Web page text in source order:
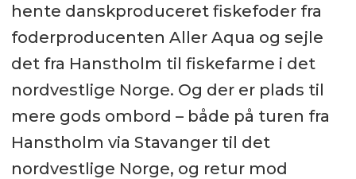
hente danskproduceret fiskefoder fra
foderproducenten Aller Aqua og sejle
det fra Hanstholm til fiskefarme i det
nordvestlige Norge. Og der er plads til
mere gods ombord – både på turen fra
Hanstholm via Stavanger til det
nordvestlige Norge, og retur mod